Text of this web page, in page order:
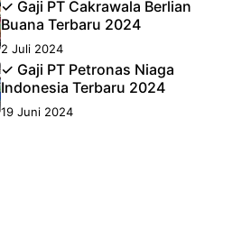
✓ Gaji PT Cakrawala Berlian
Buana Terbaru 2024
2 Juli 2024
✓ Gaji PT Petronas Niaga
Indonesia Terbaru 2024
19 Juni 2024